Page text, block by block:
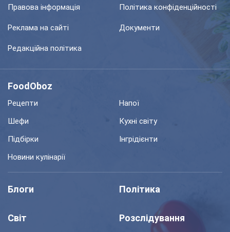
Правова інформація Політика конфіденційності
Реклама на сайті Документи
Редакційна політика
FoodOboz
Рецепти
Напої
Шефи
Кухні світу
Підбірки
Інгрідієнти
Новини кулінарії
Блоги Політика
Світ Розслідування